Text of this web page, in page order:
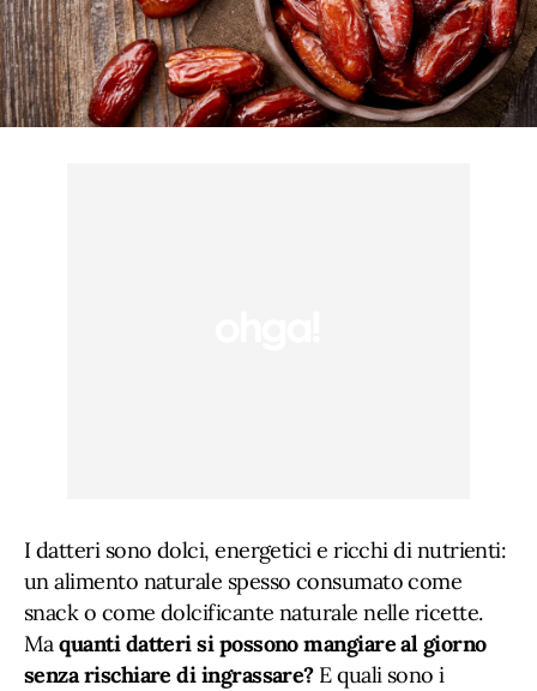
I datteri sono dolci, energetici e ricchi di nutrienti:
un alimento naturale spesso consumato come
snack o come dolcificante naturale nelle ricette.
Maquanti datteri si possono mangiare al giorno
senza rischiare di ingrassare?E quali sono i